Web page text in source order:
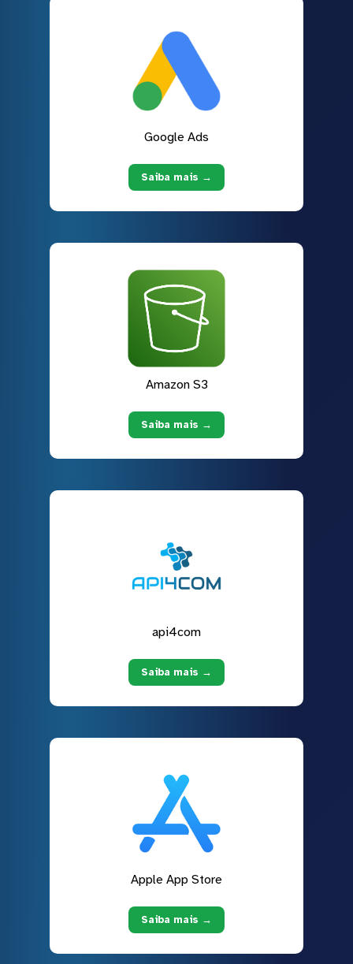
Google Ads
Saiba mais →
Amazon S3
Saiba mais →
api4com
Saiba mais →
Apple App Store
Saiba mais →